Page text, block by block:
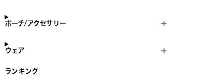
ポーチ/アクセサリー
ウェア
ランキング